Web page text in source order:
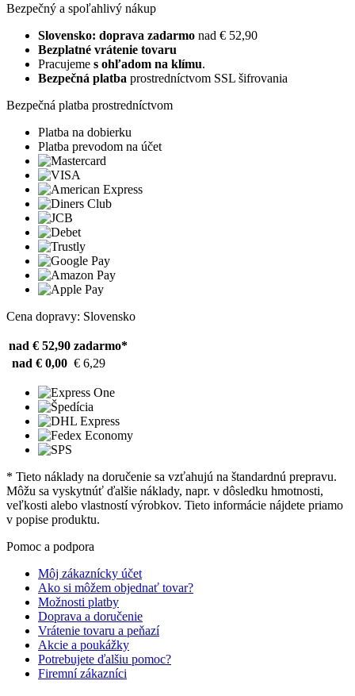
Bezpečný a spoľahlivý nákup
Slovensko: doprava zadarmo nad € 52,90
Bezplatné vrátenie tovaru
Pracujeme s ohľadom na klímu.
Bezpečná platba prostredníctvom SSL šifrovania
Bezpečná platba prostredníctvom
Platba na dobierku
Platba prevodom na účet
Cena dopravy: Slovensko
nad € 52,90 zadarmo*
nad € 0,00 € 6,29
* Tieto náklady na doručenie sa vzťahujú na štandardnú prepravu.
Môžu sa vyskytnúť ďalšie náklady, napr. v dôsledku hmotnosti,
veľkosti alebo vlastností výrobkov. Tieto informácie nájdete priamo
v popise produktu.
Pomoc a podpora
Môj zákaznícky účet
Ako si môžem objednať tovar?
Možnosti platby
Doprava a doručenie
Vrátenie tovaru a peňazí
Akcie a poukážky
Potrebujete ďalšiu pomoc?
Firemní zákazníci